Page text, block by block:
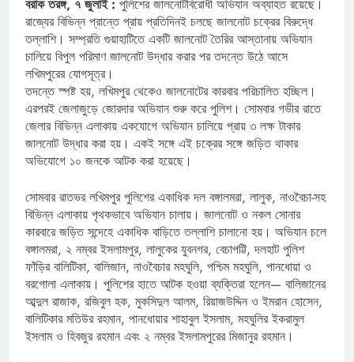
বরাক তরঙ্গ, ৭ জুলাই : পুলিশের জালনোটবিরোধী অভিযান অব্যাহত রয়েছে।
রাজ্যের বিভিন্ন প্রান্তে প্রায় প্রতিদিনই চলছে জালনোট চক্রের বিরুদ্ধে
তল্লাশি। সম্প্রতি গুয়াহাটিতে একটি জালনোট তৈরির আস্তানায় অভিযান
চালিয়ে বিপুল পরিমাণ জালনোট উদ্ধার করার পর তদন্তে উঠে আসে
লখিমপুরের যোগসূত্র।
তদন্তে স্পষ্ট হয়, লখিমপুর থেকেও জালনোটের কারবার পরিচালিত হচ্ছিল।
এরপরই জেলাজুড়ে জোরদার অভিযান শুরু করে পুলিশ। সোমবার গভীর রাতে
জেলার বিভিন্ন এলাকায় একযোগে অভিযান চালিয়ে প্রায় ৩ লক্ষ টাকার
জালনোট উদ্ধার করা হয়। একই সঙ্গে এই চক্রের সঙ্গে জড়িত থাকার
অভিযোগে ১০ জনকে আটক করা হয়েছে।
সোমবার রাতভর লখিমপুর পুলিশের একাধিক দল বঙ্গালমরা, লালুক, নাওবৈচা-সহ
বিভিন্ন এলাকায় পৃথকভাবে অভিযান চালায়। জালনোট ও নকল সোনার
কারবারে জড়িত সন্দেহে একাধিক বাড়িতে তল্লাশি চালানো হয়। অভিযান চলে
বঙ্গালমরা, ২ নম্বর ইসলামপুর, লালুকের যুবনগর, বেচাপট্টি, দলহাট পুলিশ
ফাঁড়ির বালিটিকা, বালিজান, নাওবৈচার মহঘুলি, পশ্চিম মহঘুলি, পানধোয়া ও
বরগোলা এলাকায়। পুলিশের হাতে আটক হওয়া ব্যক্তিরা হলেন— বালিজানের
আব্দুল রাজাক, রজিবুল হক, মুকসিদুল আলম, রিয়াজউদ্দিন ও ইমরান হোসেন,
বালিটিকার মতিউর রহমান, পানধোয়ার শাহাবুল ইসলাম, মহঘুলির ইকরামুল
ইসলাম ও হিবজুর রহমান এবং ২ নম্বর ইসলামপুরের মিজানুর রহমান।